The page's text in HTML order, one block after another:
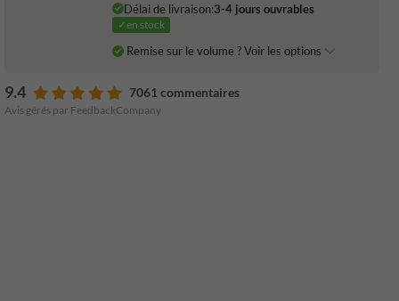
Délai de livraison:3-4 jours ouvrables
✓en stock
Remise sur le volume ? Voir les options
9.4 7061 commentaires
Avis gérés par FeedbackCompany